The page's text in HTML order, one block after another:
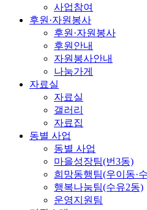
사업참여
후원·자원봉사
후원·자원봉사
후원안내
자원봉사안내
나눔가게
자료실
자료실
갤러리
자료집
동별 사업
동별 사업
마을성장팀(번3동)
희망동행팀(우이동·
행복나눔팀(수유2동)
운영지원팀